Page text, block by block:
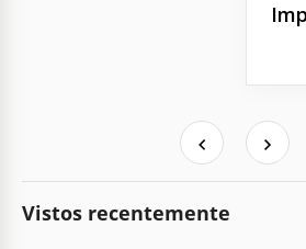
Vistos recentemente